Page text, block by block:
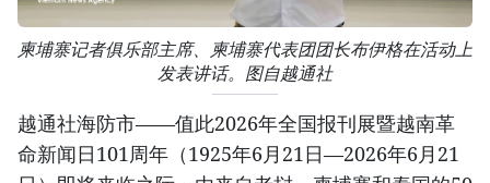
柬埔寨记者俱乐部主席、柬埔寨代表团团长布伊格在活动上
发表讲话。图自越通社
越通社海防市——值此2026年全国报刊展暨越南革
命新闻日101周年（1925年6月21日—2026年6月21